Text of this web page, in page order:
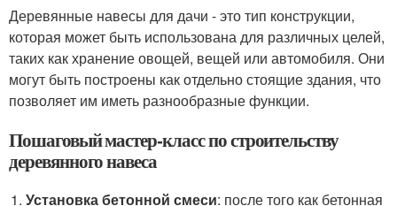
Деревянные навесы для дачи - это тип конструкции,
которая может быть использована для различных целей,
таких как хранение овощей, вещей или автомобиля. Они
могут быть построены как отдельно стоящие здания, что
позволяет им иметь разнообразные функции.
Пошаговый мастер-класс по строительству
деревянного навеса
Установка бетонной смеси: после того как бетонная